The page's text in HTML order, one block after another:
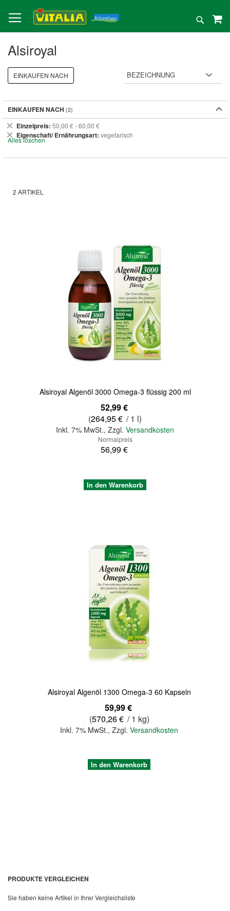
zum
Inhalt
Suche
Alsiroyal
2 ARTIKEL
Alsiroyal Algenöl 3000 Omega-3 flüssig 200 ml
52,99 €
(264,95 € / 1 l)
Inkl. 7% MwSt., Zzgl. Versandkosten
Normalpreis
56,99 €
In den Warenkorb
Alsiroyal Algenöl 1300 Omega-3 60 Kapseln
59,99 €
(570,26 € / 1 kg)
Inkl. 7% MwSt.,Zzgl.Versandkosten
In den Warenkorb
EINKAUFEN NACH
EINKAUFEN NACH
Einzelpreis 50,00 € - 60,00 €
Dies
entfernen
Eigenschaft/ Ernährungsart vegetarisch
Dies
entfernen
Alles löschen
PRODUKTE VERGLEICHEN
Sie haben keine Artikel in Ihrer Vergleichsliste